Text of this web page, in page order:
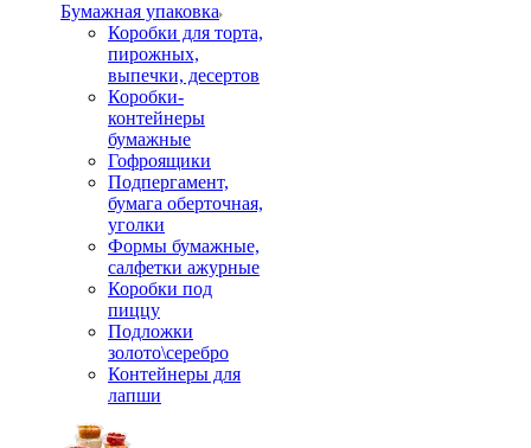
Бумажная упаковка
Коробки для торта,
пирожных,
выпечки, десертов
Коробки-
контейнеры
бумажные
Гофроящики
Подпергамент,
бумага оберточная,
уголки
Формы бумажные,
салфетки ажурные
Коробки под
пиццу
Подложки
золото\серебро
Контейнеры для
лапши